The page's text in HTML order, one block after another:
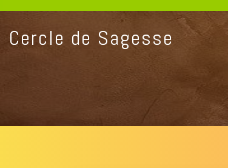
Aller
Cercle de Sagesse